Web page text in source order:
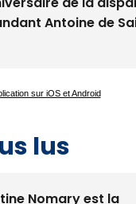
de la
lus